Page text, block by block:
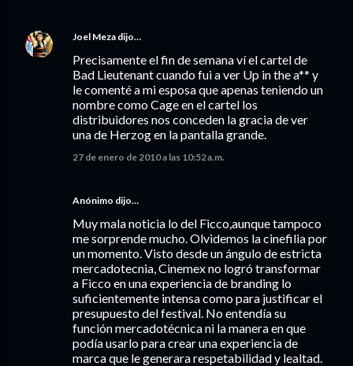
Joel Meza dijo…
Precisamente el fin de semana ví el cartel de
Bad Lieutenant cuando fui a ver Up in the a** y
le comenté a mi esposa que apenas teniendo un
nombre como Cage en el cartel los
distribuidores nos conceden la gracia de ver
una de Herzog en la pantalla grande.
27 de enero de 2010 a las 10:52 a.m.
Anónimo dijo…
Muy mala noticia lo del Ficco,aunque tampoco
me sorprende mucho. Olvidemos la cinefilia por
un momento. Visto desde un ángulo de estricta
mercadotecnia, Cinemex no logró transformar
a Ficco en una experiencia de branding lo
suficientemente intensa como para justificar el
presupuesto del festival. No entendía su
función mercadotécnica ni la manera en que
podía usarlo para crear una experiencia de
marca que le generara respetabilidad y lealtad.